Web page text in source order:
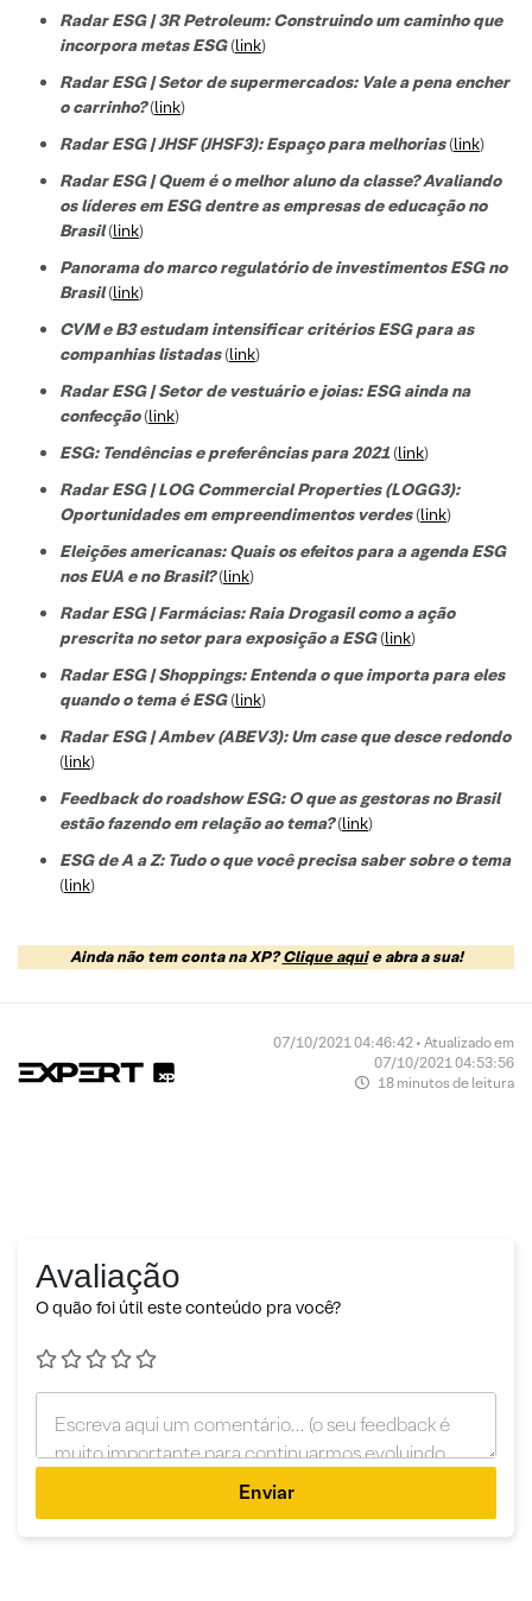
Radar ESG | 3R Petroleum: Construindo um caminho que
incorpora metas ESG(link)
Radar ESG | Setor de supermercados: Vale a pena encher
o carrinho?(link)
Radar ESG | JHSF (JHSF3): Espaço para melhorias(link)
Radar ESG | Quem é o melhor aluno da classe? Avaliando
os líderes em ESG dentre as empresas de educação no
Brasil(link)
Panorama do marco regulatório de investimentos ESG no
Brasil(link)
CVM e B3 estudam intensificar critérios ESG para as
companhias listadas(link)
Radar ESG | Setor de vestuário e joias: ESG ainda na
confecção(link)
ESG: Tendências e preferências para 2021(link)
Radar ESG | LOG Commercial Properties (LOGG3):
Oportunidades em empreendimentos verdes(link)
Eleições americanas: Quais os efeitos para a agenda ESG
nos EUA e no Brasil?(link)
Radar ESG | Farmácias: Raia Drogasil como a ação
prescrita no setor para exposição a ESG(link)
Radar ESG | Shoppings: Entenda o que importa para eles
quando o tema é ESG(link)
Radar ESG | Ambev (ABEV3): Um case que desce redondo
(link)
Feedback do roadshow ESG: O que as gestoras no Brasil
estão fazendo em relação ao tema?(link)
ESG de A a Z: Tudo o que você precisa saber sobre o tema
(link)
Ainda não tem conta na XP?Clique aquie abra a sua!
07/10/2021 04:46:42 • Atualizado em
07/10/2021 04:53:56
18 minutos de leitura
Avaliação
O quão foi útil este conteúdo pra você?
Enviar